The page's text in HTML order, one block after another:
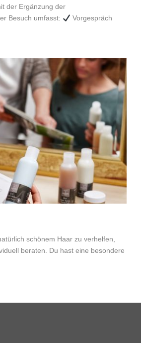
der Ergänzung der
Besuch umfasst:
Vorgespräch
schönem Haar zu verhelfen,
beraten. Du hast eine besondere